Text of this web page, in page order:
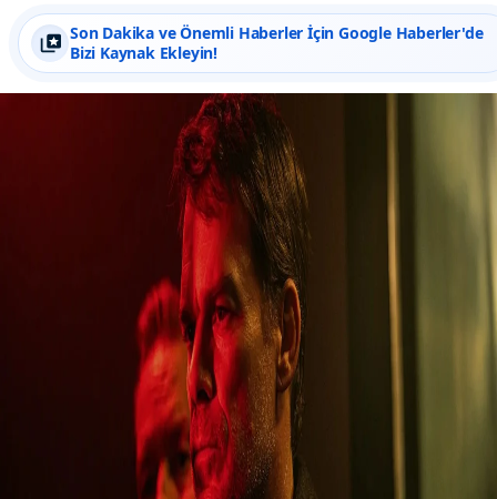
Son Dakika ve Önemli Haberler İçin Google Haberler'de
Bizi Kaynak Ekleyin!